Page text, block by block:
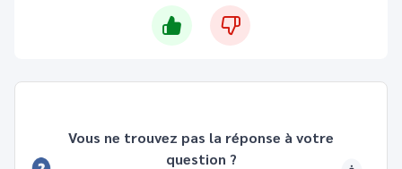
Vous ne trouvez pas la réponse à votre
question ?